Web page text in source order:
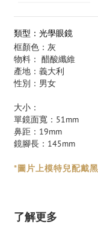
類型：光學眼鏡
框顏色：灰
物料： 醋酸纖維
產地：義大利
性別：男女
大小：
單鏡面寬：51mm
鼻距：19mm
鏡腳長：145mm
*圖片上模特兒配戴黑
了解更多